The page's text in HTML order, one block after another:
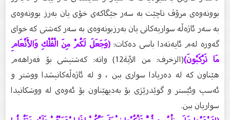
بوونەوەى مرۆڤ ناچێت بە سەر جێگاكەى خۆى یان بەرز بوونەوەى
بە سەر ئاژەڵە سواریەكانى یان بەرزبونەوەى بە سەر كەشتى كە خواى
گەورە لەم ئایەتەدا باسى دەكات:(وَجَعَلَ لَكُمْ مِنَ الْفُلْكِ وَالأَنْعَامِ
مَا تَرْكَبُونَ)
(الزخرف: من الآية12) واتە: كەشتیشى بۆ فەراهەم
هێناون كە لە دەریادا سوارى ببن ، و لە ئاژەڵەكانیشدا ووشتر و
ئەسپ وئێستر و گوێدرێژی بۆ بەدیهێناون بۆ ئەوەى لە ووشكانیدا
سواریان ببن.